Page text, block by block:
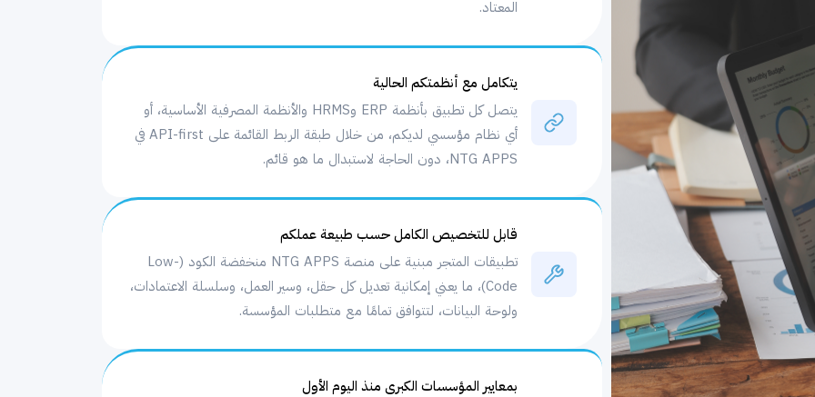
المعتاد.
يتكامل مع أنظمتكم الحالية
يتصل كل تطبيق بأنظمة ERP وHRMS والأنظمة المصرفية الأساسية، أو
أي نظام مؤسسي لديكم، من خلال طبقة الربط القائمة على API-first في
NTG APPS، دون الحاجة لاستبدال ما هو قائم.
قابل للتخصيص الكامل حسب طبيعة عملكم
تطبيقات المتجر مبنية على منصة NTG APPS منخفضة الكود (Low-
Code)، ما يعني إمكانية تعديل كل حقل، وسير العمل، وسلسلة الاعتمادات،
ولوحة البيانات، لتتوافق تمامًا مع متطلبات المؤسسة.
بمعايير المؤسسات الكبرى منذ اليوم الأول